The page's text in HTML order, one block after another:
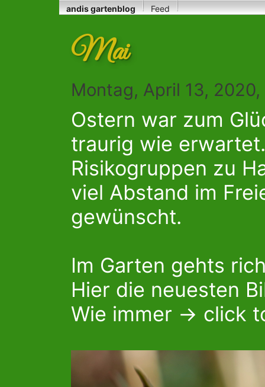
andis gartenblog Feed
Mai
Montag, April 13,
Ostern war zum
traurig wie
Risikogruppen zu
viel Abstand im
gewünscht.
Im Garten gehts
Hier die neuesten
Wie immer -> click